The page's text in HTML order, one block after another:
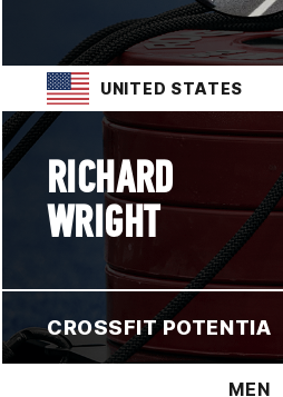
UNITED STATES
RICHARD
WRIGHT
CROSSFIT POTENTIA
MEN